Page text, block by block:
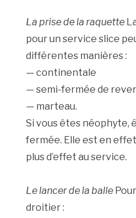
La prise de la raquette
pour un service slice
différentes manières :
— continentale
— semi-fermée de
— marteau.
Si vous êtes néophyte,
fermée. Elle est en
plus d’effet au service.
Le lancer de la balle
droitier :